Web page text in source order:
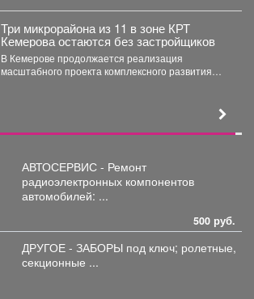
Три микрорайона из 11 в зоне КРТ
Кемерова остаются без застройщиков
В Кемерове продолжается реализация
масштабного проекта комплексного развития
АВТОСЕРВИС - Ремонт
радиоэлектронных компонентов
автомобилей: ...
500 руб.
ДРУГОЕ - ЗАБОРЫ под ключ; ролетные,
секционные ...